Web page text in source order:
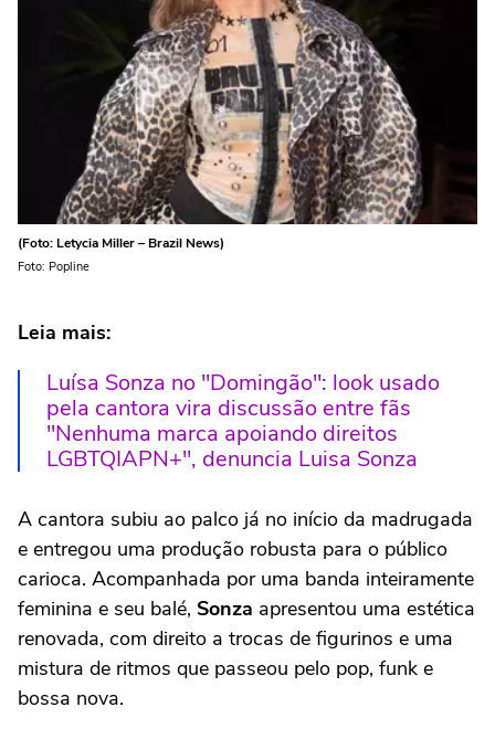
(Foto: Letycia Miller – Brazil News)
Foto: Popline
Leia mais:
Luísa Sonza no "Domingão": look usado
pela cantora vira discussão entre fãs
"Nenhuma marca apoiando direitos
LGBTQIAPN+", denuncia Luisa Sonza
A cantora subiu ao palco já no início da madrugada
e entregou uma produção robusta para o público
carioca. Acompanhada por uma banda inteiramente
feminina e seu balé, Sonza apresentou uma estética
renovada, com direito a trocas de figurinos e uma
mistura de ritmos que passeou pelo pop, funk e
bossa nova.